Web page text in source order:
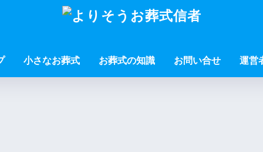
小さなお葬式 お葬式の知識 お問い合せ 運営